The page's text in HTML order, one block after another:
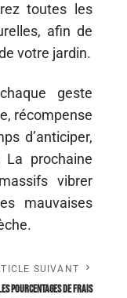
toutes les
afin de
votre jardin.
geste
récompense
d’anticiper,
La prochaine
vibrer
mauvaises
SUIVANT
pourcentages de frais